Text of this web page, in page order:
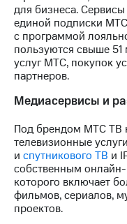
Регистратор
Реквизиты
Контакты
развитие
деловая этика
На главную
для бизнеса.
единой подписки
с программой
пользуются свыше
услуг МТС, покупок
партнеров.
Медиасервисы и
Под брендом МТС ТВ
телевизионные
и спутникового ТВ и
собственным
которого включает
фильмов, сериалов,
проектов.